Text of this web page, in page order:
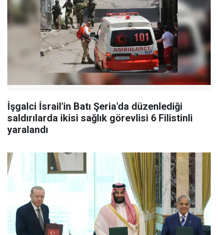
İşgalci İsrail'in Batı Şeria'da düzenlediği
saldırılarda ikisi sağlık görevlisi 6 Filistinli
yaralandı